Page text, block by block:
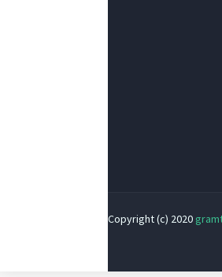
Copyright (c) 2020